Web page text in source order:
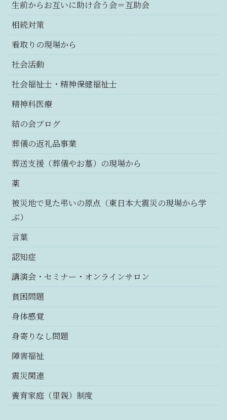
生前からお互いに助け合う会＝互助会
相続対策
看取りの現場から
社会活動
社会福祉士・精神保健福祉士
精神科医療
結の会ブログ
葬儀の返礼品事業
葬送支援（葬儀やお墓）の現場から
薬
被災地で見た弔いの原点（東日本大震災の現場から学
ぶ）
言葉
認知症
講演会・セミナー・オンラインサロン
貧困問題
身体感覚
身寄りなし問題
障害福祉
震災関連
養育家庭（里親）制度